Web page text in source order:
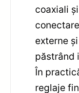
coaxiali
externe
păstrând
În
reglaje